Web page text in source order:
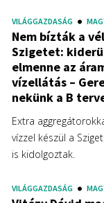
VILÁGGAZDASÁG
Nem bízták a
Szigetet:
elmenne az
vízellátás –
nekünk a B
Extra
vízzel készül a
is kidolgoztak.
VILÁGGAZDASÁG